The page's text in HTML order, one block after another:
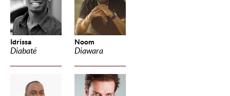
Idrissa
Diabaté
Noom
Diawara